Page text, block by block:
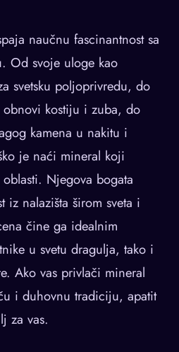
naučnu fascinantnost sa
Od svoje uloge kao
svetsku poljoprivredu, do
kostiju i zuba, do
kamena u nakitu i
je naći mineral koji
Njegova bogata
iz nalazišta širom sveta i
čine ga idealnim
u svetu dragulja, tako i
Ako vas privlači mineral
i duhovnu tradiciju, apatit
za vas.